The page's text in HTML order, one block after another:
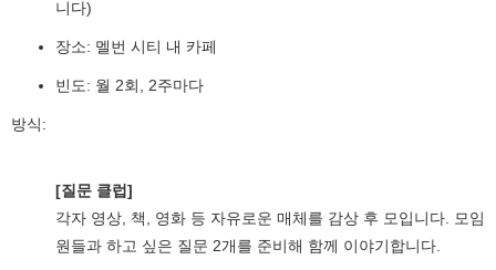
니다)
장소: 멜번 시티 내 카페
빈도: 월 2회, 2주마다
방식:
[질문 클럽]
각자 영상, 책, 영화 등 자유로운 매체를 감상 후 모입니다. 모임
원들과 하고 싶은 질문 2개를 준비해 함께 이야기합니다.